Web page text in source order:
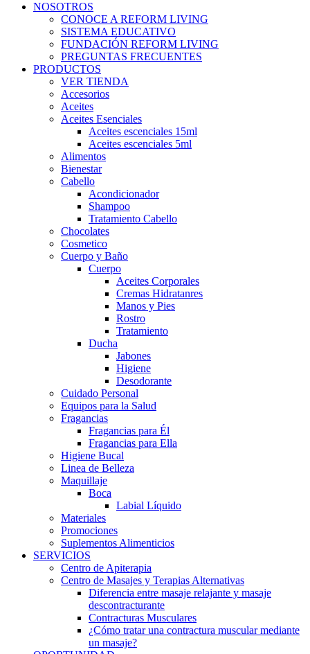
NOSOTROS
CONOCE A REFORM LIVING
SISTEMA EDUCATIVO
FUNDACIÓN REFORM LIVING
PREGUNTAS FRECUENTES
PRODUCTOS
VER TIENDA
Accesorios
Aceites
Aceites Esenciales
Aceites escenciales 15ml
Aceites escenciales 5ml
Alimentos
Bienestar
Cabello
Acondicionador
Shampoo
Tratamiento Cabello
Chocolates
Cosmetico
Cuerpo y Baño
Cuerpo
Aceites Corporales
Cremas Hidratanres
Manos y Pies
Rostro
Tratamiento
Ducha
Jabones
Higiene
Desodorante
Cuidado Personal
Equipos para la Salud
Fragancias
Fragancias para Él
Fragancias para Ella
Higiene Bucal
Linea de Belleza
Maquillaje
Boca
Labial Líquido
Materiales
Promociones
Suplementos Alimenticios
SERVICIOS
Centro de Apiterapia
Centro de Masajes y Terapias Alternativas
Diferencia entre masaje relajante y masaje
descontracturante
Contracturas Musculares
¿Cómo tratar una contractura muscular mediante
un masaje?